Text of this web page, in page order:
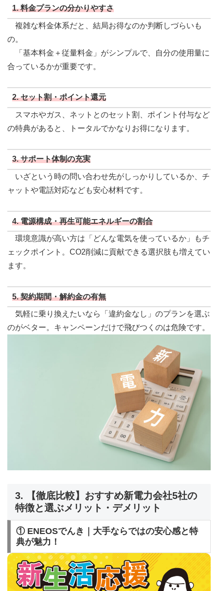
1.料金プランの分かりやすさ
複雑な料金体系だと、結局お得なのか判断しづらいも
の。
「基本料金＋従量料金」がシンプルで、自分の使用量に
合っているかが重要です。
2.セット割・ポイント還元
スマホやガス、ネットとのセット割、ポイント付与など
の特典があると、トータルでかなりお得になります。
3.サポート体制の充実
いざという時の問い合わせ先がしっかりしているか、チ
ャットや電話対応なども安心材料です。
4.電源構成・再生可能エネルギーの割合
環境意識が高い方は「どんな電気を使っているか」もチ
ェックポイント。CO2削減に貢献できる選択肢も増えてい
ます。
5.契約期間・解約金の有無
気軽に乗り換えたいなら「違約金なし」のプランを選ぶ
のがベター。キャンペーンだけで飛びつくのは危険です。
3. 【徹底比較】おすすめ新電力会社5社の
特徴と選ぶメリット・デメリット
① ENEOSでんき｜大手ならではの安心感と特
典が魅力！